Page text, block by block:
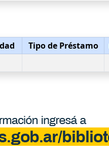
Tipo de Préstamo